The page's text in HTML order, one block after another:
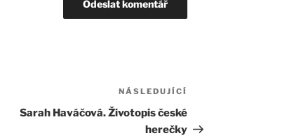
příspěvek
NÁSLEDUJÍCÍ
Sarah Haváčová. Životopis české
herečky